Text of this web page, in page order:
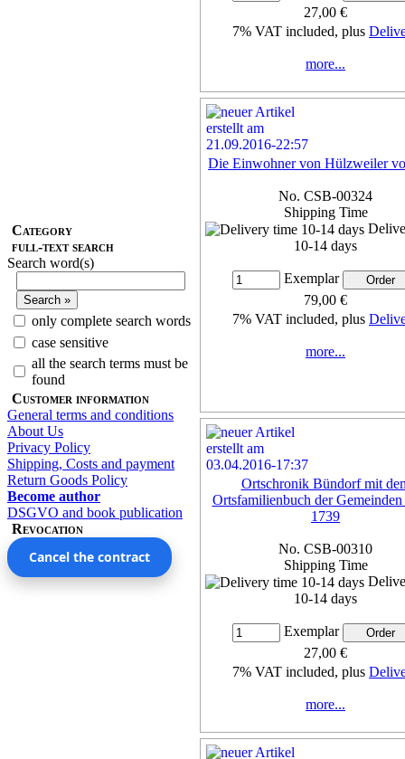
Category
full-text search
Search word(s)
only complete search words
case sensitive
all the search terms must be
found
Customer information
General terms and conditions
About Us
Privacy Policy
Shipping, Costs and payment
Return Goods Policy
Become author
DSGVO and book publication
Revocation
Cancel the contract
27,00 €
7% VAT included, plus
more...
Die Einwohner von Hülzweiler
No. CSB-00324
Shipping Time
10-14 days
Exemplar
79,00 €
7% VAT included, plus
more...
Ortschronik Bündorf mit
Ortsfamilienbuch der
1739
No. CSB-00310
Shipping Time
10-14 days
Exemplar
27,00 €
7% VAT included, plus
more...